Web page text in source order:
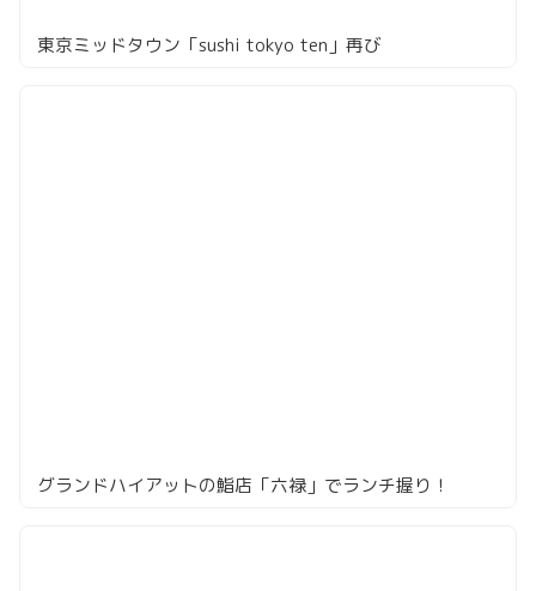
東京ミッドタウン「sushi tokyo ten」再び
グランドハイアットの鮨店「六禄」でランチ握り！